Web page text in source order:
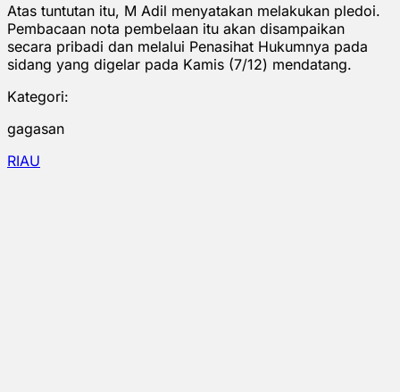
Atas tuntutan itu, M Adil menyatakan melakukan pledoi.
Pembacaan nota pembelaan itu akan disampaikan
secara pribadi dan melalui Penasihat Hukumnya pada
sidang yang digelar pada Kamis (7/12) mendatang.
Kategori:
gagasan
RIAU